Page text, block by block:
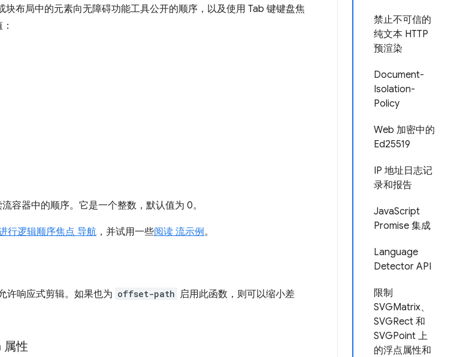
禁止不可信的
纯文本 HTTP
预渲染
Document-
Isolation-
Policy
Web 加密中的
Ed25519
IP 地址日志记
录和报告
JavaScript
Promise 集成
Language
Detector API
限制
SVGMatrix、
SVGRect 和
SVGPoint 上
的浮点属性和
块布局中的元素向无障碍功能工具公开的顺序，以及使用 Tab 键键盘焦
容器中的顺序。它是一个整数，默认值为 0。
行逻辑顺序焦点 导航 ，并试用一些阅读 流示例。
许响应式剪辑。如果也为 offset-path 启用此函数，则可以缩小差
性